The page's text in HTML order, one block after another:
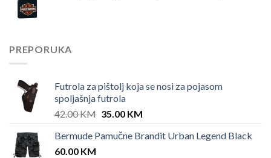
PREPORUKA
Futrola za pištolj koja se nosi za pojasom
spoljašnja futrola
42.00KM Original
was:
35.00 KMCurrent
is:
Bermude Pamučne Brandit Urban Legend Black
60.00 KM